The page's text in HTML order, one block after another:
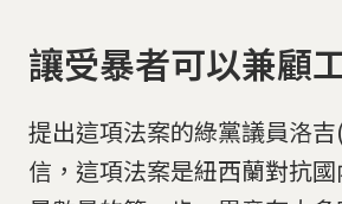
讓受暴者可以兼顧
提出這項法案的綠黨議員洛
信，這項法案是紐西蘭對抗